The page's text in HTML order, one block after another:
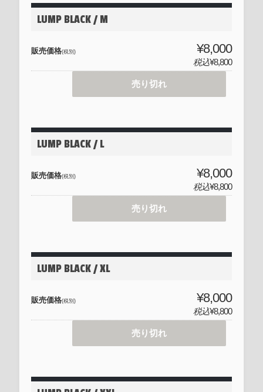
LUMP BLACK / M
販売価格(税別) ¥8,000
税込¥8,800
売り切れ
LUMP BLACK / L
販売価格(税別) ¥8,000
税込¥8,800
売り切れ
LUMP BLACK / XL
販売価格(税別) ¥8,000
税込¥8,800
売り切れ